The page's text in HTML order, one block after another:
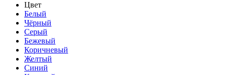
Цвет
Белый
Чёрный
Серый
Бежевый
Коричневый
Желтый
Синий